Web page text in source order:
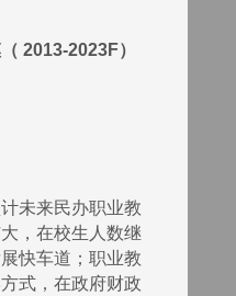
2013-2023F）
未来民办职业教
，在校生人数继
快车道；职业教
式，在政府财政